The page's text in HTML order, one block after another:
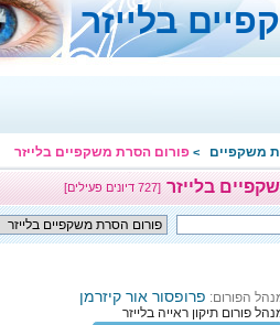
בלייזר
משקפיים > פורום הסרת משקפיים בלייזר
[727 דיונים פעילים] בלייזר
הפורום: פרופסור אור קיזרמן
פורום תיקון ראייה בלייזר